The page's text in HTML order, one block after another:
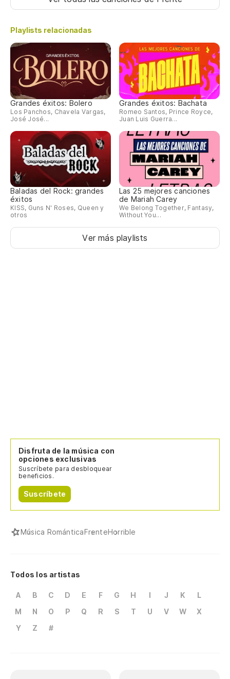
Playlists relacionadas
Grandes éxitos: Bolero
Los Panchos, Chavela Vargas,
José José...
Grandes éxitos: Bachata
Romeo Santos, Prince Royce,
Juan Luis Guerra...
Baladas del Rock: grandes
éxitos
KISS, Guns N' Roses, Queen y
otros
Las 25 mejores canciones
de Mariah Carey
We Belong Together, Fantasy,
Without You...
Ver más playlists
Disfruta de la música con
opciones exclusivas
Suscríbete para desbloquear
beneficios.
Suscríbete
Música RománticaFrenteHorrible
Todos los artistas
A B C D E F G H I J K
L
M
N O P Q R S T U V W
X
Y
Z #